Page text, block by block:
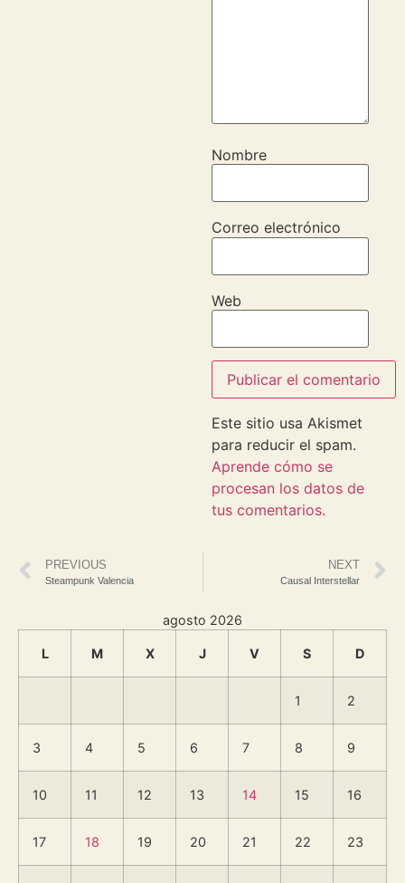
Nombre
Correo electrónico
Web
Este sitio usa Akismet
para reducir el spam.
Aprende cómo se
procesan los datos de
tus comentarios.
PREVIOUS
Steampunk Valencia
NEXT
Causal Interstellar
agosto 2026
L M X J V S D
1 2
3 4 5 6 7 8 9
10 11 12 13 14 15 16
17 18 19 20 21 22 23